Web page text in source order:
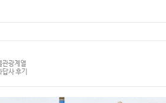
관광계열
답사 후기